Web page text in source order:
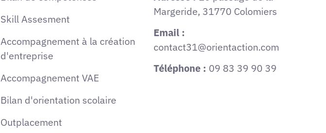
Skill Assesment
Accompagnement à la création
d'entreprise
Accompagnement VAE
Bilan d'orientation scolaire
Outplacement
Margeride, 31770 Colomiers
Email :
contact31@orientaction.com
Téléphone : 09 83 39 90 39